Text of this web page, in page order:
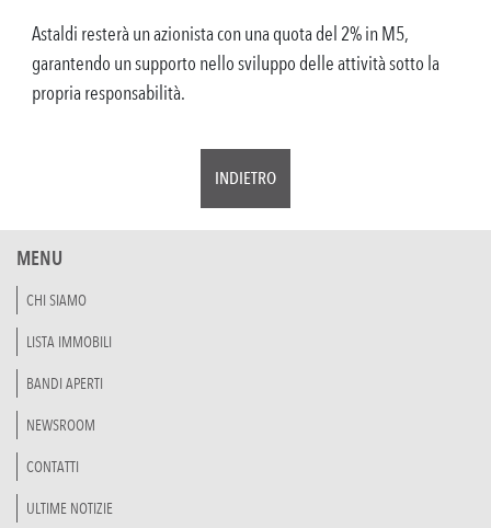
Astaldi resterà un azionista con una quota del 2% in M5,
garantendo un supporto nello sviluppo delle attività sotto la
propria responsabilità.
INDIETRO
MENU
CHI SIAMO
LISTA IMMOBILI
BANDI APERTI
NEWSROOM
CONTATTI
ULTIME NOTIZIE